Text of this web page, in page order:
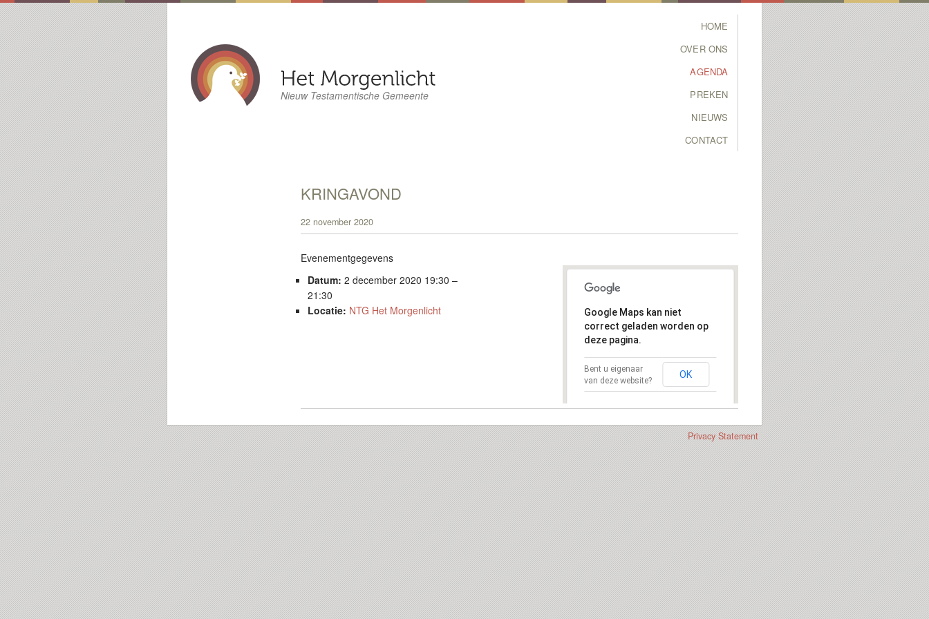
Nieuw Testamentische Gemeente
SKIP TO PRIMARY
CONTENT
SKIP TO SECONDARY
CONTENT
HOME
OVER ONS
AGENDA
PREKEN
NIEUWS
CONTACT
KRINGAVOND
22 november 2020
Evenementgegevens
Datum: 2 december 2020 19:30 –
21:30
Locatie: NTG Het Morgenlicht
Google Maps kan niet
correct geladen worden op
deze pagina.
Bent u eigenaar
van deze website?
OK
Privacy Statement